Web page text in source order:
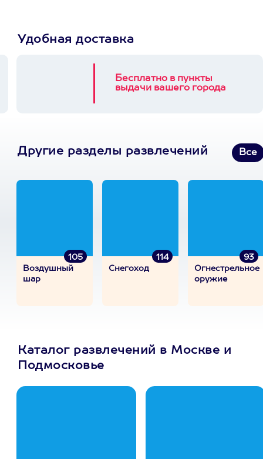
Удобная доставка
Бесплатно в пункты
выдачи вашего города
Другие разделы развлечений Все
105
Воздушный
шар
114
Снегоход
93
Огнестрельное
оружие
Каталог развлечений в Москве и
Подмосковье